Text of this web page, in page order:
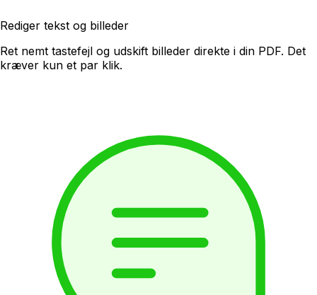
Rediger tekst og billeder
Ret nemt tastefejl og udskift billeder direkte i din PDF. Det
kræver kun et par klik.